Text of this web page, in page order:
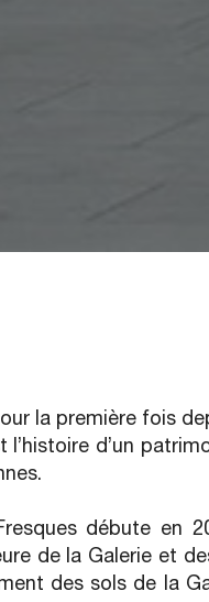
la première fois
d’un
débute en
de la Galerie et
des sols de la